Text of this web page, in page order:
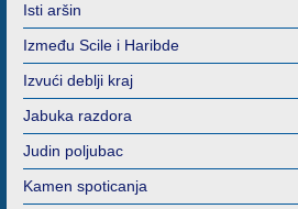
Isti aršin
Između Scile i Haribde
Izvući deblji kraj
Jabuka razdora
Judin poljubac
Kamen spoticanja